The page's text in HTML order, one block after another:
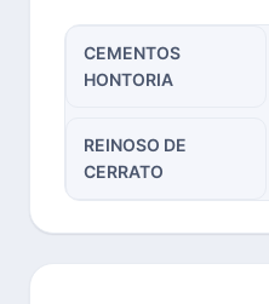
CEMENTOS
HONTORIA
REINOSO DE
CERRATO